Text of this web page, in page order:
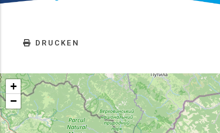
DRUCKEN
+
−